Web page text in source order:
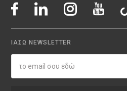
ΙΑΣΩ NEWSLETTER